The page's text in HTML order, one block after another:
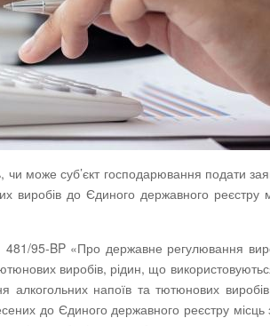
може суб’єкт господарювання подати
виробів до Єдиного державного реєстру
95-BP «Про державне регулювання
виробів, рідин, що
алкогольних напоїв та тютюнових
до Єдиного державного реєстру місць